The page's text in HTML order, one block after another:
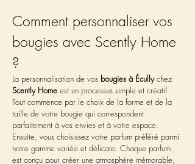
Comment personnaliser vos
bougies avec Scently Home
?
La personnalisation de vos bougies à Écully chez
Scently Home est un processus simple et créatif.
Tout commence par le choix de la forme et de la
taille de votre bougie qui correspondent
parfaitement à vos envies et à votre espace.
Ensuite, vous choisissez votre parfum préféré parmi
notre gamme variée et délicate. Chaque parfum
est conçu pour créer une atmosphère mémorable,